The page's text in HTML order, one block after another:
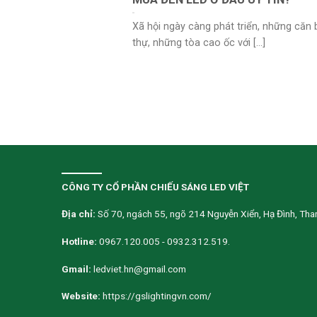
Xã hội ngày càng phát triển, những căn
thự, những tòa cao ốc với [...]
CÔNG TY CỔ PHẦN CHIẾU SÁNG LED VIỆT
Địa chỉ: Số 70, ngách 55, ngõ 214 Nguyễn Xiển, Hạ Đình,
Hotline: 0967.120.005 - 0932.312.519.
Gmail: ledviet.hn@gmail.com
Website: https://gslightingvn.com/